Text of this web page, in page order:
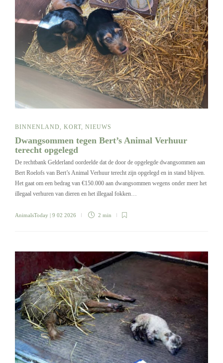
BINNENLAND, KORT, NIEUWS
Dwangsommen tegen Bert’s Animal Verhuur
terecht opgelegd
De rechtbank Gelderland oordeelde dat de door de opgelegde dwangsommen aan
Bert Roelofs van Bert’s Animal Verhuur terecht zijn opgelegd en in stand blijven.
Het gaat om een bedrag van €150.000 aan dwangsommen wegens onder meer het
illegaal verhuren van dieren en het illegaal fokken…
AnimalsToday | 9 02 2026 2 min